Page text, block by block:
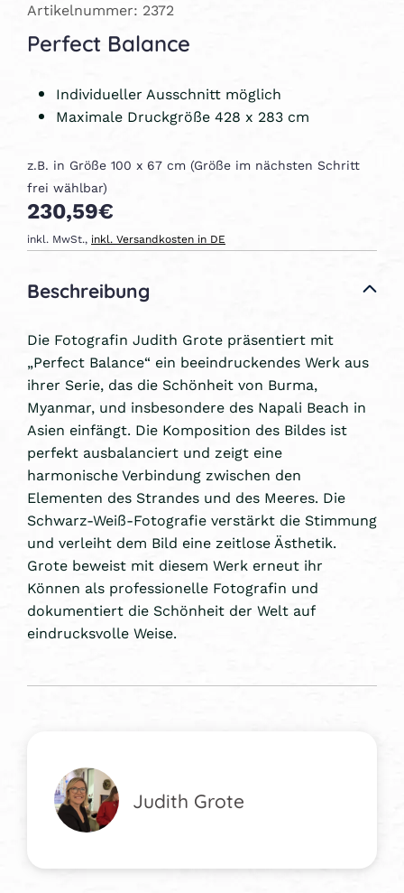
Artikelnummer: 2372
Perfect Balance
Individueller Ausschnitt möglich
Maximale Druckgröße 428 x 283 cm
z.B. in Größe 100 x 67 cm (Größe im nächsten Schritt
frei wählbar)
230,59€
inkl. MwSt., inkl. Versandkosten in DE
Beschreibung
Die Fotografin Judith Grote präsentiert mit
„Perfect Balance“ ein beeindruckendes Werk aus
ihrer Serie, das die Schönheit von Burma,
Myanmar, und insbesondere des Napali Beach in
Asien einfängt. Die Komposition des Bildes ist
perfekt ausbalanciert und zeigt eine
harmonische Verbindung zwischen den
Elementen des Strandes und des Meeres. Die
Schwarz-Weiß-Fotografie verstärkt die Stimmung
und verleiht dem Bild eine zeitlose Ästhetik.
Grote beweist mit diesem Werk erneut ihr
Können als professionelle Fotografin und
dokumentiert die Schönheit der Welt auf
eindrucksvolle Weise.
Judith Grote